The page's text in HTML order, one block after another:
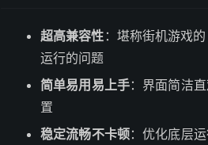
超高兼容性 ：堪称街机游戏
运行的问题
简单易用易上手：界面简洁
置
稳定流畅不卡顿：优化底层